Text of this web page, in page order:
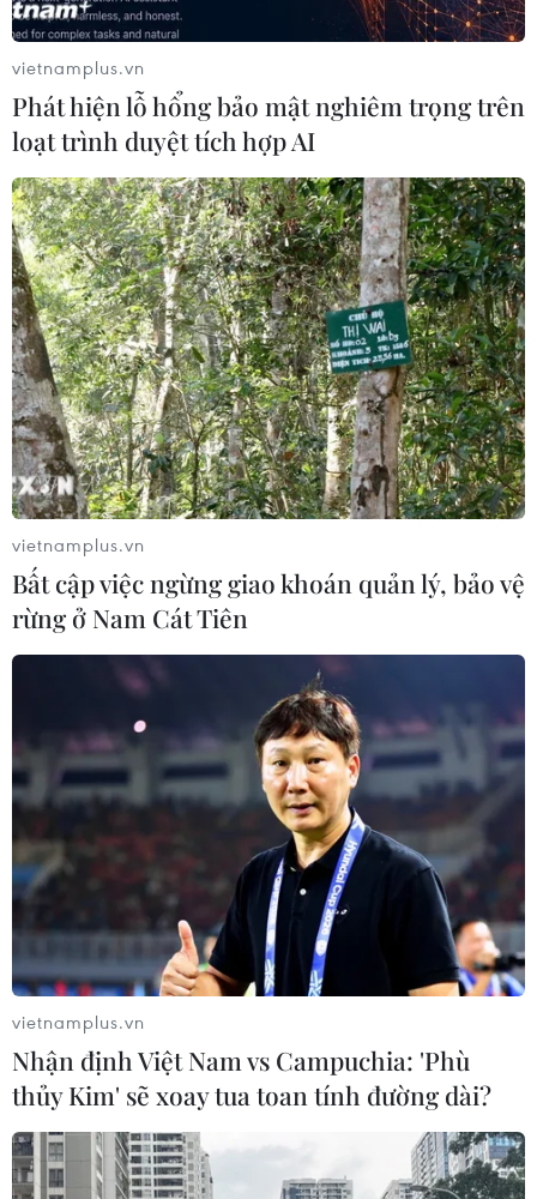
Quan chức Iraq: Mỹ đang tìm cách hồi
sinh tổ chức IS ở nước này
30/12/2018 02:26
Chủ tịch Hội đồng Hồi giáo Tối cao Iraq khẳng định đã
có nhiều bằng chứng cho thấy Mỹ đang tìm cách hồi
sinh tổ chức IS tại quốc gia Arab này, sau khi IS bị đánh
bại tại nước láng giềng Syria.
Các cố vấn quân sự Iran rời khỏi Iraq sau
khi IS bị đánh bại
Nhật báo Tehran Times của Iran đưa tin, Đại sứ nước
này tại Iraq Iraj Masjedi cho biết tất cả các cố vấn quân
sự Iran đều đã rời Iraq sau khi nhóm phiến quân IS bị
đánh bại.
vietnamplus.vn
Phát hiện lỗ hổng bảo mật nghiêm trọng trên
loạt trình duyệt tích hợp AI
vietnamplus.vn
Bất cập việc ngừng giao khoán quản lý, bảo vệ
rừng ở Nam Cát Tiên
vietnamplus.vn
Nhận định Việt Nam vs Campuchia: 'Phù
thủy Kim' sẽ xoay tua toan tính đường dài?